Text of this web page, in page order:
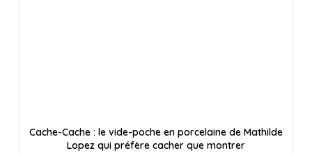
Cache-Cache : le vide-poche en porcelaine de Mathilde
Lopez qui préfère cacher que montrer